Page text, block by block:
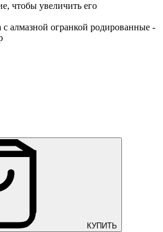
чтобы увеличить его
с алмазной огранкой родированные -
КУПИТЬ